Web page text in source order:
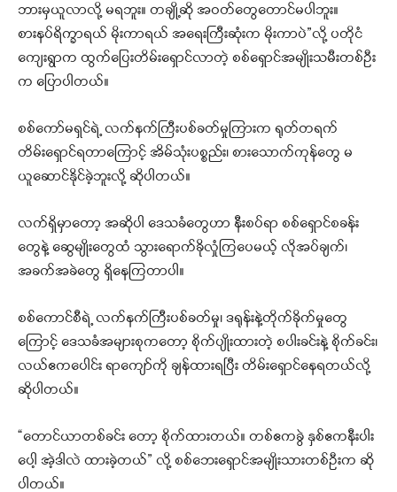
ဘားမှယူလာလို့ မရဘူး။ တချို့ဆို အဝတ်တွေတောင်မပါဘူး။
စားနပ်ရိက္ခာရယ် မိုးကာရယ် အရေးကြီးဆုံးက မိုးကာပဲ”လို့ ပတိုငံ
ကျေးရွာက ထွက်ပြေးတိမ်းရှောင်လာတဲ့ စစ်ရှောင်အမျိုးသမီးတစ်ဦး
က ပြောပါတယ်။
စစ်ကော်မရှင်ရဲ့ လက်နက်ကြီးပစ်ခတ်မှုကြားက ရုတ်တရက်
တိမ်းရှောင်ရတာကြောင့် အိမ်သုံးပစ္စည်း၊ စားသောက်ကုန်တွေ မ
ယူဆောင်နိုင်ခဲ့ဘူးလို့ ဆိုပါတယ်။
လက်ရှိမှာတော့ အဆိုပါ ဒေသခံတွေဟာ နီးစပ်ရာ စစ်ရှောင်စခန်း
တွေနဲ့ ဆွေမျိုးတွေထံ သွားရောက်ခိုလှုံကြပေမယ့် လိုအပ်ချက်၊
အခက်အခဲတွေ ရှိနေကြတာပါ။
စစ်ကောင်စီရဲ့ လက်နက်ကြီးပစ်ခတ်မှု၊ ဒရုန်းနဲ့တိုက်ခိုက်မှုတွေ
ကြောင့် ဒေသခံအများစုကတော့ စိုက်ပျိုးထားတဲ့ စပါးခင်းနဲ့ စိုက်ခင်း၊
လယ်ဧကပေါင်း ရာကျော်ကို ချန်ထားရပြီး တိမ်းရှောင်နေရတယ်လို့
ဆိုပါတယ်။
“တောင်ယာတစ်ခင်း တော့ စိုက်ထားတယ်။ တစ်ဧကခွဲ နှစ်ဧကနီးပါး
ပေါ့ အဲ့ဒါလဲ ထားခဲ့တယ်” လို့ စစ်ဘေးရှောင်အမျိုးသားတစ်ဦးက ဆို
ပါတယ်။